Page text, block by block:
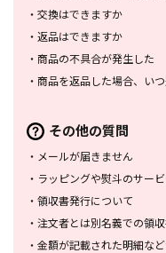
・ 交換はできますか
・ 返品はできますか
・ 商品の不具合が発生した
・ 商品を返品した場合、 い
その他の質問
・ メールが届きません
・ ラッピングや熨斗のサー
・ 領収書発行について
・ 注文者とは別名義での領
・ 金額が記載された明細な